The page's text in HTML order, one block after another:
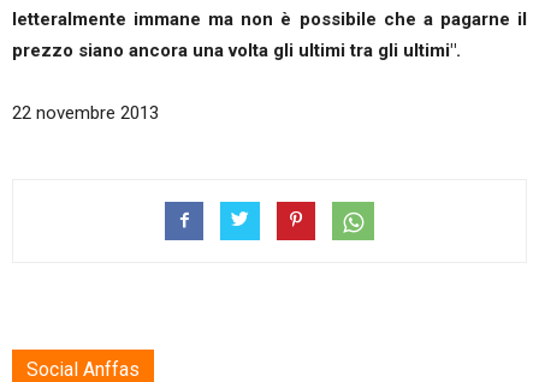
letteralmente immane ma non è possibile che a pagarne il
prezzo siano ancora una volta gli ultimi tra gli ultimi".
22 novembre 2013
Social Anffas